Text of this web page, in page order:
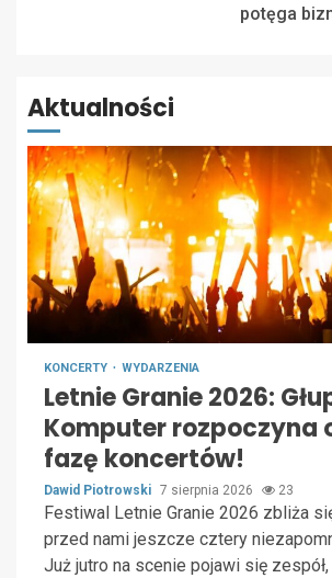
potęga
Aktualności
KONCERTY WYDARZENIA
Letnie Granie 2026:
Komputer rozpoczyna
fazę koncertów!
Dawid Piotrowski 7 sierpnia 2026 23
Festiwal Letnie Granie 2026 zbliża
przed nami jeszcze cztery
Już jutro na scenie pojawi się